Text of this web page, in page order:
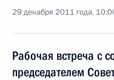
29 декабря 2011 года,
Рабочая встреча с
председателем